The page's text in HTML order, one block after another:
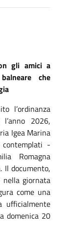
gli amici a
che
l’ordinanza
2026,
Igea Marina
-
Romagna
Il documento,
nella giornata
come una
ufficialmente
domenica 20